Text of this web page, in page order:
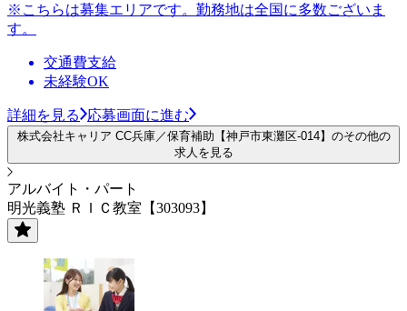
※こちらは募集エリアです。勤務地は全国に多数ございま
す。
交通費支給
未経験OK
詳細を見る 応募画面に進む
株式会社キャリア CC兵庫／保育補助【神戸市東灘区-014】のその他の
求人を見る
アルバイト・パート
明光義塾 ＲＩＣ教室【303093】